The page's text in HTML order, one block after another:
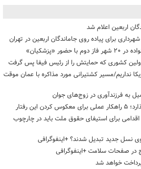
اربعین اعلام شد
برای پیاده روی جاماندگان اربعین در تهران
«پزشکیان»
اولین کشوری که حمایتش را از رئیس فیفا پس گرفت
نداریم/مسیر کشتیرانی مورد مذاکره با عمان موقت
به فرزندآوری در زوج‌های جوان
رفتار
برای استیفای حقوق ملت باید در چارچوب
نسل جدید تبدیل شدند؟ +اینفوگرافی